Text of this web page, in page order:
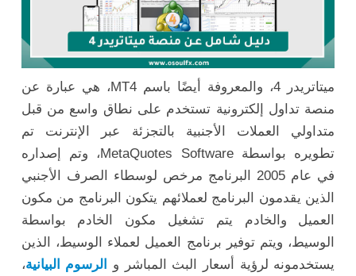
ميتاتريدر 4، والمعروفة أيضًا باسم MT4، هي عبارة عن
منصة تداول إلكترونية تستخدم على نطاق واسع من قبل
متداولي العملات الأجنبية بالتجزئة عبر الإنترنت تم
تطويره بواسطة MetaQuotes Software، وتم إصداره
في عام 2005 البرنامج مرخص لوسطاء الصرف الأجنبي
الذين يقدمون البرنامج لعملائهم يتكون البرنامج من مكون
العميل والخادم يتم تشغيل مكون الخادم بواسطة
الوسيط، ويتم توفير برنامج العميل لعملاء الوسيط، الذين
يستخدمونه لرؤية أسعار البث المباشر و
الرسوم البيانية،